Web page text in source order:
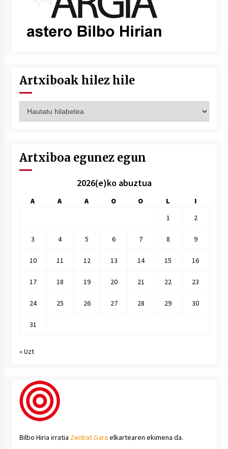
Artxiboak hilez hile
hilez
Artxiboa egunez egun
2026(e)ko abuztua
A A A O O L
I
1
2
3 4 5 6 7 8 9
10 11 12 13 14 15 16
17 18 19 20 21 22 23
24 25 26 27 28 29 30
31
« Uzt
Bilbo Hiria irratia Zenbat Gara elkartearen ekimena da.